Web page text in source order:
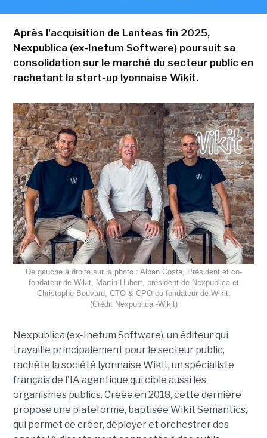
Après l'acquisition de Lanteas fin 2025,
Nexpublica (ex-Inetum Software) poursuit sa
consolidation sur le marché du secteur public en
rachetant la start-up lyonnaise Wikit.
De gauche à droite sur la photo : Alban Costa, Président et co-
fondateur de Wikit, Martin Hubert, président de Nexpublica et
Christophe Bouvard, CTO & CPO co-fondateur de Wikit.
(Crédit Nexpublica -Wikit)
Nexpublica (ex-Inetum Software), un éditeur qui
travaille principalement pour le secteur public,
rachète la société lyonnaise Wikit, un spécialiste
français de l'IA agentique qui cible aussi les
organismes publics. Créée en 2018, cette dernière
propose une plateforme, baptisée Wikit Semantics,
qui permet de créer, déployer et orchestrer des